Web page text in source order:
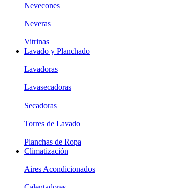
Nevecones
Neveras
Vitrinas
Lavado y Planchado
Lavadoras
Lavasecadoras
Secadoras
Torres de Lavado
Planchas de Ropa
Climatización
Aires Acondicionados